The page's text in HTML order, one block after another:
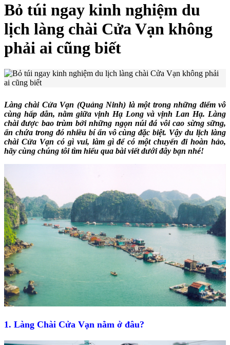
Bỏ túi ngay kinh nghiệm du
lịch làng chài Cửa Vạn không
phải ai cũng biết
Làng chài Cửa Vạn (Quảng Ninh) là một trong những điểm vô
cùng hấp dẫn, nằm giữa vịnh Hạ Long và vịnh Lan Hạ. Làng
chài được bao trùm bởi những ngọn núi đá vôi cao sừng sững,
ẩn chứa trong đó nhiều bí ẩn vô cùng đặc biệt. Vậy du lịch làng
chài Cửa Vạn có gì vui, làm gì để có một chuyến đi hoàn hảo,
hãy cùng chúng tôi tìm hiểu qua bài viết dưới đây bạn nhé!
1. Làng Chài Cửa Vạn nằm ở đâu?